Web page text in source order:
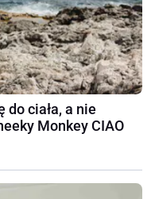
ciała, a nie
Monkey CIAO